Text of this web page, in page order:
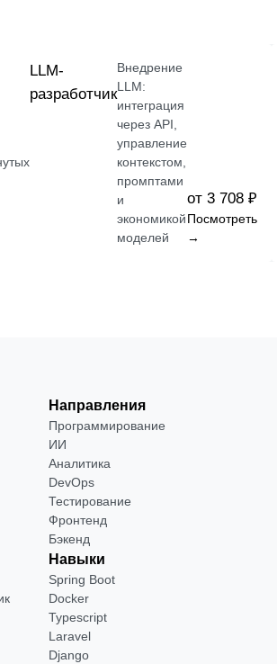
LLM-
разработчик
Внедрение
LLM:
интеграция
через API,
управление
контекстом,
промптами
и
экономикой
моделей
от 3 708 ₽
Посмотреть
→
Направления
Программирование
ИИ
Аналитика
DevOps
Тестирование
Фронтенд
Бэкенд
Навыки
Spring Boot
Docker
Typescript
Laravel
Django